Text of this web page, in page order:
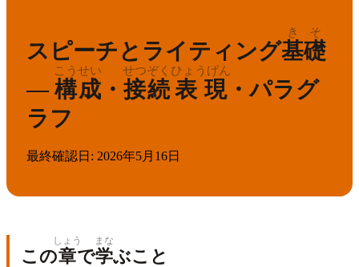
スピーチとライティング基礎
きそ
—構成
こうせい
・接続
せつぞく
表現
ひょうげん
・パラグ
ラフ
最終確認日 : 2026年5月16日
この章
しょう
で学
まな
ぶこと